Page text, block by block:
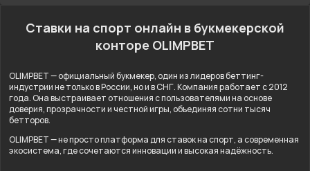
Ставки на спорт онлайн в букмекерской
конторе OLIMPBET
OLIMPBET — официальный букмекер, один из лидеров беттинг-
индустрии не только в России, но и в СНГ. Компания работает с 2012
года. Она выстраивает отношения с пользователями на основе
доверия, прозрачности и честной игры, объединяя сотни тысяч
бетторов.
OLIMPBET — не просто платформа для ставок на спорт, а современная
экосистема, где сочетаются инновации и высокая надёжность.